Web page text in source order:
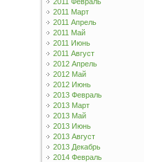
2011 Март
2011 Апрель
2011 Май
2011 Июнь
2011 Август
2012 Апрель
2012 Май
2012 Июнь
2013 Февраль
2013 Март
2013 Май
2013 Июнь
2013 Август
2013 Декабрь
2014 Февраль